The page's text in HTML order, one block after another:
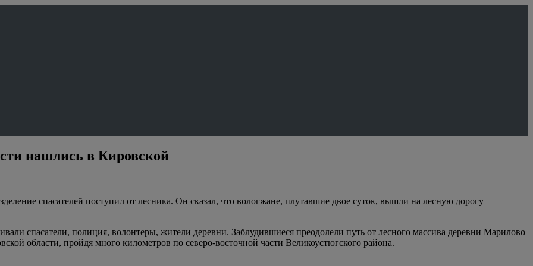
нашлись в Кировской
спасателей поступил от лесника. Он сказал, что вологжане, плутавшие двое суток, вышли на лесную дорогу
спасатели, полиция, волонтеры, жители деревни. Заблудившиеся преодолели путь от лесного массива деревни Марилово
области, пройдя много километров по северо-восточной части Великоустюгского района.